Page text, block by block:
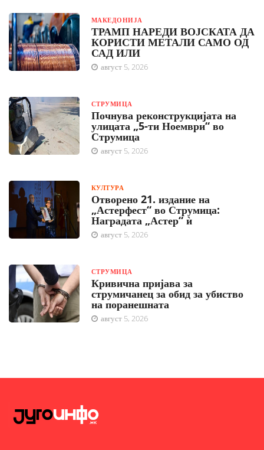
МАКЕДОНИЈА
ТРАМП НАРЕДИ ВОЈСКАТА ДА
КОРИСТИ МЕТАЛИ САМО ОД
САД ИЛИ
август 5, 2026
СТРУМИЦА
Почнува реконструкцијата на
улицата „5-ти Ноември“ во
Струмица
август 5, 2026
КУЛТУРА
Отворено 21. издание на
„Астерфест“ во Струмица:
Наградата „Астер“ ѝ
август 5, 2026
СТРУМИЦА
Кривична пријава за
струмичанец за обид за убиство
на поранешната
август 5, 2026